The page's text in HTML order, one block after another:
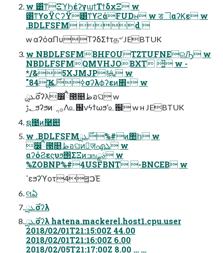
w ͸ͯͳΞϓϦέʔγϣϯΤϯδχΞ w
͸ͯͳϒοΫϚʔΫ͸ͯͳϒϩάFUDʜ w डୗαʔϏε w
.BDLFSFM d 
w αʔόαΠυΤʔδΣϯτத৺ JEBTUK
w NBDLFSFMBHFOUTZTUFNEରԠ w
NBDLFSFMQMVHJOBXT ͍͔ͭ͘ w -
*/&5XJMJP࿈ܞ w
"84Ҡߦ࣌ܥྻσʔλϕʔεͷ࡮৽ w
࣌ܥྻσʔλ෼ཻ౓௕ظอଘ w
؂ࢹϧʔϧͷૢ࡞Λ௨஌νϟϯωϧʹ௨஌ w ʜ JEBTUK
ຊ೔ͷ࿩୊
w .BDLFSFM࣌ܥྻ%#ͷ঺հ w
෼ཻ౓௕ظอଘͷٕज़എܠ w
αʔόϨεϛυϧ΢ΣΞͷߏஙࣄྫ w
%ZOBNP%#4USFBNT -BNCEB w
ߴεϧʔϓοτ4ॻ͖ࠐΈ
લఏ
࣌ܥྻσʔλ
࣌ܥྻσʔλ hatena.mackerel.host1.cpu.user
2018/02/01T21:15:00Z 44.00
2018/02/01T21:16:00Z 6.00
2018/02/05T21:17:00Z 8.00 … …